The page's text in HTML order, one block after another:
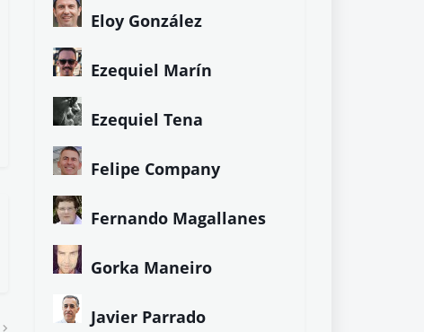
Eloy González
Ezequiel Marín
Ezequiel Tena
Felipe Company
Fernando Magallanes
Gorka Maneiro
Javier Parrado